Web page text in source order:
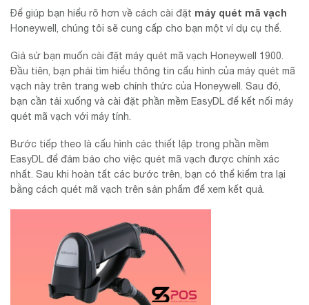
Để giúp bạn hiểu rõ hơn về cách cài đặt máy quét mã vạch
Honeywell, chúng tôi sẽ cung cấp cho bạn một ví dụ cụ thể.
Giả sử bạn muốn cài đặt máy quét mã vạch Honeywell 1900.
Đầu tiên, bạn phải tìm hiểu thông tin cấu hình của máy quét mã
vạch này trên trang web chính thức của Honeywell. Sau đó,
bạn cần tải xuống và cài đặt phần mềm EasyDL để kết nối máy
quét mã vạch với máy tính.
Bước tiếp theo là cấu hình các thiết lập trong phần mềm
EasyDL để đảm bảo cho việc quét mã vạch được chính xác
nhất. Sau khi hoàn tất các bước trên, bạn có thể kiểm tra lại
bằng cách quét mã vạch trên sản phẩm để xem kết quả.